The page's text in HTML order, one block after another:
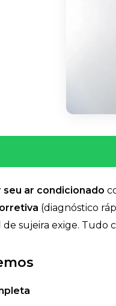
seu ar condicionado
(diagnóstico
sujeira exige. Tudo